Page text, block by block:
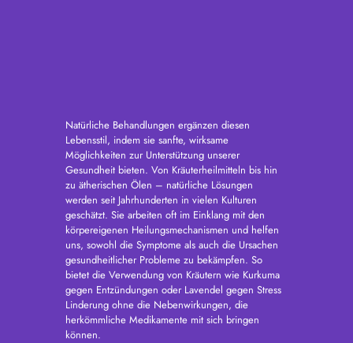
Natürliche Behandlungen ergänzen diesen
Lebensstil, indem sie sanfte, wirksame
Möglichkeiten zur Unterstützung unserer
Gesundheit bieten. Von Kräuterheilmitteln bis hin
zu ätherischen Ölen – natürliche Lösungen
werden seit Jahrhunderten in vielen Kulturen
geschätzt. Sie arbeiten oft im Einklang mit den
körpereigenen Heilungsmechanismen und helfen
uns, sowohl die Symptome als auch die Ursachen
gesundheitlicher Probleme zu bekämpfen. So
bietet die Verwendung von Kräutern wie Kurkuma
gegen Entzündungen oder Lavendel gegen Stress
Linderung ohne die Nebenwirkungen, die
herkömmliche Medikamente mit sich bringen
können.